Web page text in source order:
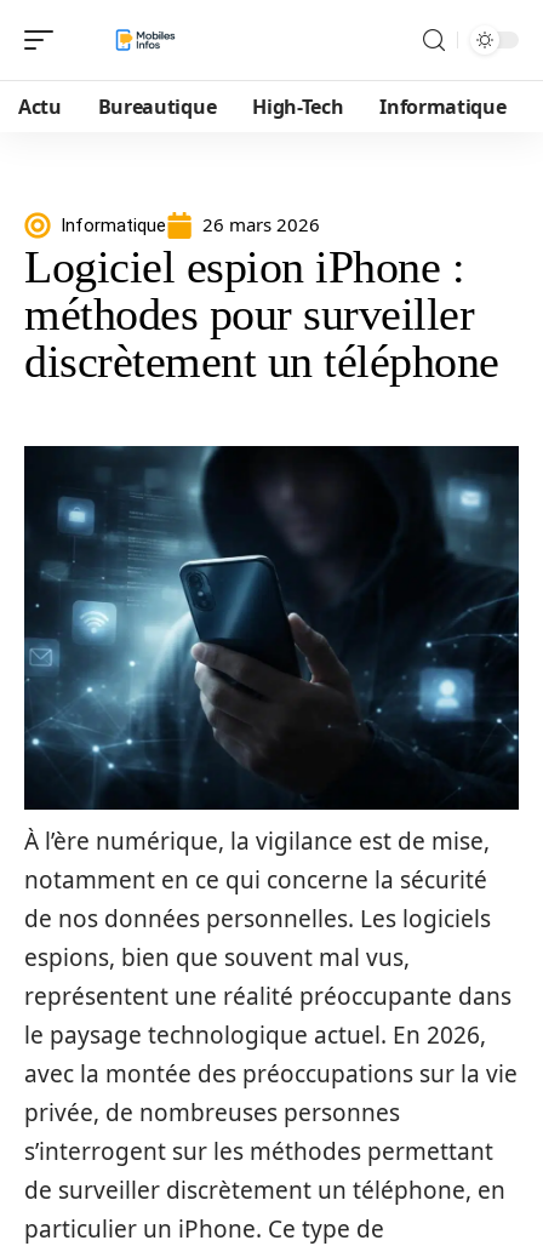
Actu Bureautique High-Tech Informatique
Informatique 26 mars 2026
Logiciel espion iPhone :
méthodes pour surveiller
discrètement un téléphone
À l’ère numérique, la vigilance est de mise,
notamment en ce qui concerne la sécurité
de nos données personnelles. Les logiciels
espions, bien que souvent mal vus,
représentent une réalité préoccupante dans
le paysage technologique actuel. En 2026,
avec la montée des préoccupations sur la vie
privée, de nombreuses personnes
s’interrogent sur les méthodes permettant
de surveiller discrètement un téléphone, en
particulier un iPhone. Ce type de